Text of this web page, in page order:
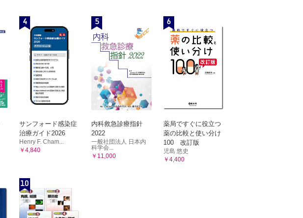
4
サンフォード感染症
治療ガイド2026
Henry F. Cham...
￥4,840
5
内科救急診療指針
2022
一般社団法人 日本内
科学会...
￥11,000
6
薬局ですぐに役立つ
薬の比較と使い分け
100 改訂版
児島 悠史
￥4,400
10